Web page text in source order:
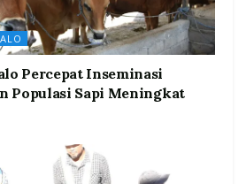
Percepat Inseminasi
Populasi Sapi Meningkat